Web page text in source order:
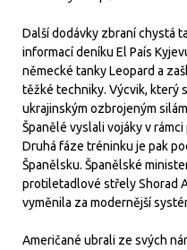
Další dodávky zbraní chystá
informací deníku El País
německé tanky Leopard a
těžké techniky. Výcvik, který
ukrajinským ozbrojeným
Španělé vyslali vojáky v
Druhá fáze tréninku je pak
Španělsku. Španělské
protiletadlové střely Shorad
vyměnila za modernější
Američané ubrali ze svých